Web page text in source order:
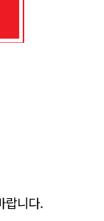
랍니다.